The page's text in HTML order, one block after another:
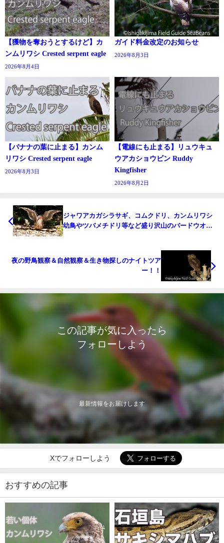
【獲物を奪おうとするけど】カ
ンムリワシ Crested serpent eagle
2026年8月4日
ガイド料金改定のお知らせ
2026年8月3日
【バナナの葉に止まる】カンム
リワシ Crested serpent eagle
2026年8月3日
【電線にも止まる】リュウキュ
ウアカショウビン Ruddy
Kingfisher
2026年8月2日
ジャワアカガシラサギ、コムクドリ、カンムリワシ
幼鳥やツバメチドリ等など盛り沢山のバードウオッ
夜の野鳥観察＆自然観察＆生き物探しのナイトツア
ー！！
この記事が気に入ったら
フォローしよう
最新情報をお届けします
Xでフォローしよう
おすすめの記事